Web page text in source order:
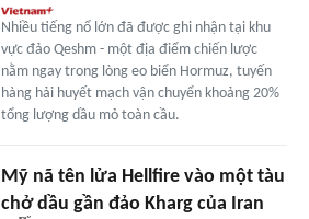
Nhiều tiếng nổ lớn đã được ghi nhận tại khu
vực đảo Qeshm - một địa điểm chiến lược
nằm ngay trong lòng eo biển Hormuz, tuyến
hàng hải huyết mạch vận chuyển khoảng 20%
tổng lượng dầu mỏ toàn cầu.
Mỹ nã tên lửa Hellfire vào một tàu
chở dầu gần đảo Kharg của Iran